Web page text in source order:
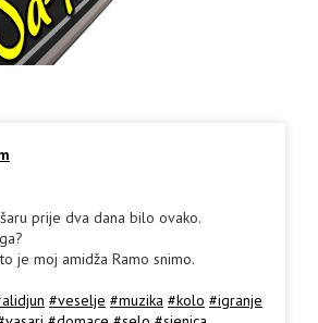
prije dva dana bilo ovako.
je moj amidža Ramo snimo.
#veselje #muzika #kolo #igranje